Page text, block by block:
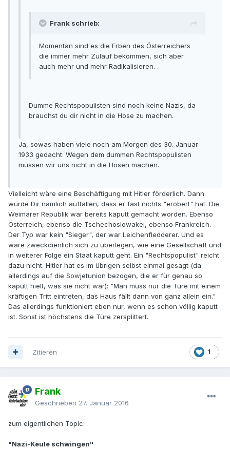
Frank schrieb:
Momentan sind es die Erben des Österreichers
die immer mehr Zulauf bekommen, sich aber
auch mehr und mehr Radikalisieren. .
Dumme Rechtspopulisten sind noch keine Nazis, da
brauchst du dir nicht in die Hose zu machen.
Ja, sowas haben viele noch am Morgen des 30. Januar
1933 gedacht: Wegen dem dummen Rechtspopulisten
müssen wir uns nicht in die Hosen machen.
Vielleicht wäre eine Beschäftigung mit Hitler förderlich. Dann
würde Dir nämlich auffallen, dass er fast nichts "erobert" hat. Die
Weimarer Republik war bereits kaputt gemacht worden. Ebenso
Österreich, ebenso die Tschechoslowakei, ebenso Frankreich.
Der Typ war kein "Sieger", der war Leichenfledderer. Und es
wäre zweckdienlich sich zu überlegen, wie eine Gesellschaft und
in weiterer Folge ein Staat kaputt geht. Ein "Rechtspopulist" reicht
dazu nicht. Hitler hat es im übrigen selbst einmal gesagt (da
allerdings auf die Sowjetunion bezogen, die er für genau so
kaputt hielt, was sie nicht war): "Man muss nur die Türe mit einem
kräftigen Tritt eintreten, das Haus fällt dann von ganz allein ein."
Das allerdings funktioniert eben nur, wenn es schon völlig kaputt
ist. Sonst ist höchstens die Türe zersplittert.
1
Zitieren
Frank
Geschrieben 27. Januar 2016
zum eigentlichen Topic:
"Nazi-Keule schwingen"